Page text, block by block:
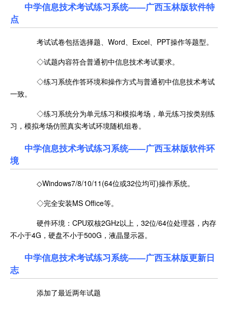
中学信息技术考试练习系统——广西玉林版软件特
点
考试试卷包括选择题、Word、Excel、PPT操作等题型。
◇试题内容符合普通初中信息技术考试要求。
◇练习系统作答环境和操作方式与普通初中信息技术考试
一致。
◇练习系统分为单元练习和模拟考场，单元练习按类别练
习，模拟考场仿照真实考试环境随机组卷。
中学信息技术考试练习系统——广西玉林版软件环
境
◇Windows7/8/10/11(64位或32位均可)操作系统。
◇完全安装MS Office等。
硬件环境：CPU双核2GHz以上，32位/64位处理器，内存
不小于4G，硬盘不小于500G，液晶显示器。
中学信息技术考试练习系统——广西玉林版更新日
志
添加了最近两年试题